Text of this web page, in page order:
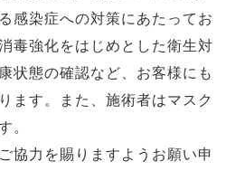
感染症への対策にあたってお
毒強化をはじめとした衛生対
状態の確認など、お客様にも
ます。また、施術者はマスク
。
協力を賜りますようお願い申